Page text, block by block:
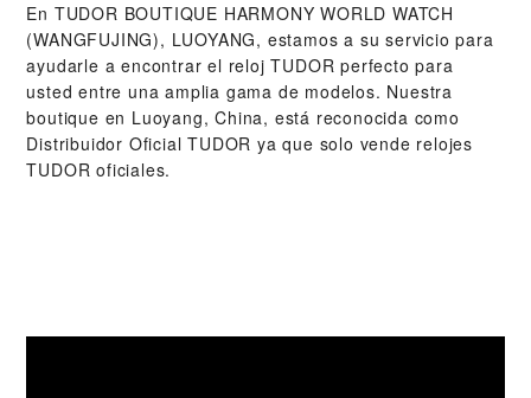
En ‭TUDOR BOUTIQUE HARMONY WORLD WATCH
(WANGFUJING), LUOYANG‬, estamos a su servicio para
ayudarle a encontrar el reloj TUDOR perfecto para
usted entre una amplia gama de modelos. Nuestra
boutique en Luoyang, China, está reconocida como
Distribuidor Oficial TUDOR ya que solo vende relojes
TUDOR oficiales.